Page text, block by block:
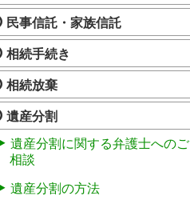
民事信託・家族信託
相続手続き
相続放棄
遺産分割
遺産分割に関する弁護士へのご
相談
遺産分割の方法